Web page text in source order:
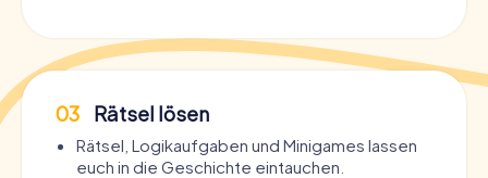
03 Rätsel lösen
Rätsel, Logikaufgaben und Minigames lassen
euch in die Geschichte eintauchen.